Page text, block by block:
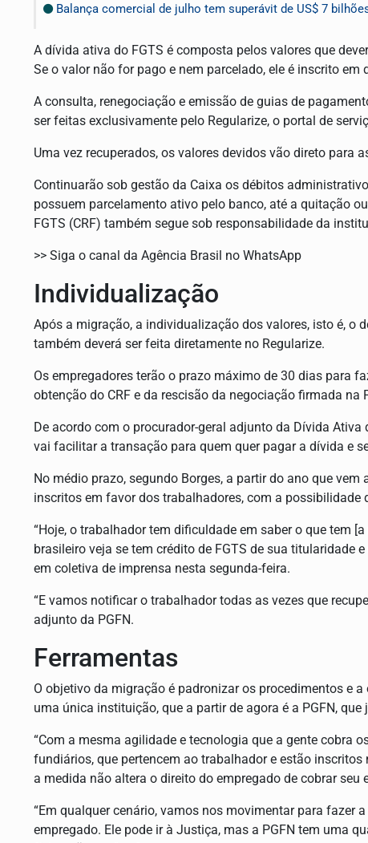
Balança comercial de julho tem superávit de US$ 7
A dívida ativa do FGTS é composta pelos valores que
Se o valor não for pago e nem parcelado, ele é inscrito em
A consulta, renegociação e emissão de guias de
ser feitas exclusivamente pelo Regularize, o portal de
Uma vez recuperados, os valores devidos vão direto para
Continuarão sob gestão da Caixa os débitos
possuem parcelamento ativo pelo banco, até a quitação
FGTS (CRF) também segue sob responsabilidade da
>> Siga o canal da Agência Brasil no WhatsApp
Individualização
Após a migração, a individualização dos valores, isto é, o
também deverá ser feita diretamente no Regularize.
Os empregadores terão o prazo máximo de 30 dias para
obtenção do CRF e da rescisão da negociação firmada na
De acordo com o procurador-geral adjunto da Dívida Ativa
vai facilitar a transação para quem quer pagar a dívida e
No médio prazo, segundo Borges, a partir do ano que
inscritos em favor dos trabalhadores, com a
“Hoje, o trabalhador tem dificuldade em saber o que tem
brasileiro veja se tem crédito de FGTS de sua titularidade
em coletiva de imprensa nesta segunda-feira.
“E vamos notificar o trabalhador todas as vezes que
adjunto da PGFN.
Ferramentas
O objetivo da migração é padronizar os procedimentos e
uma única instituição, que a partir de agora é a PGFN,
“Com a mesma agilidade e tecnologia que a gente cobra
fundiários, que pertencem ao trabalhador e estão
a medida não altera o direito do empregado de cobrar seu
“Em qualquer cenário, vamos nos movimentar para fazer
empregado. Ele pode ir à Justiça, mas a PGFN tem uma